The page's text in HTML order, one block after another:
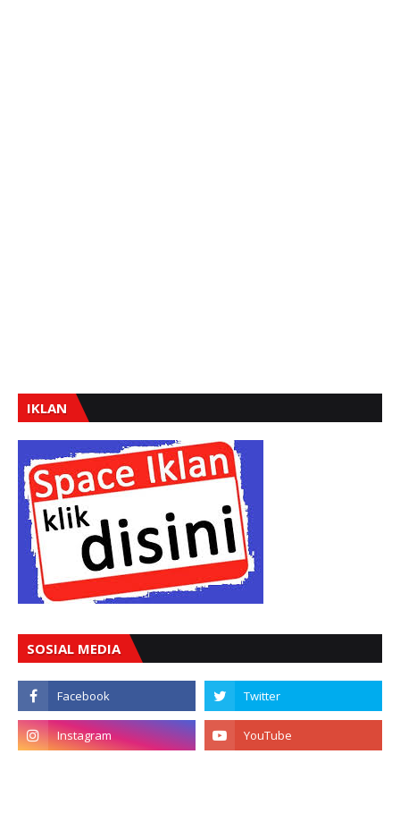
IKLAN
SOSIAL MEDIA